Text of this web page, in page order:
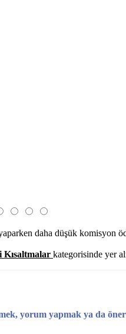
daha düşük komisyon
Kısaltmalar kategorisinde yer
yorum yapmak ya da